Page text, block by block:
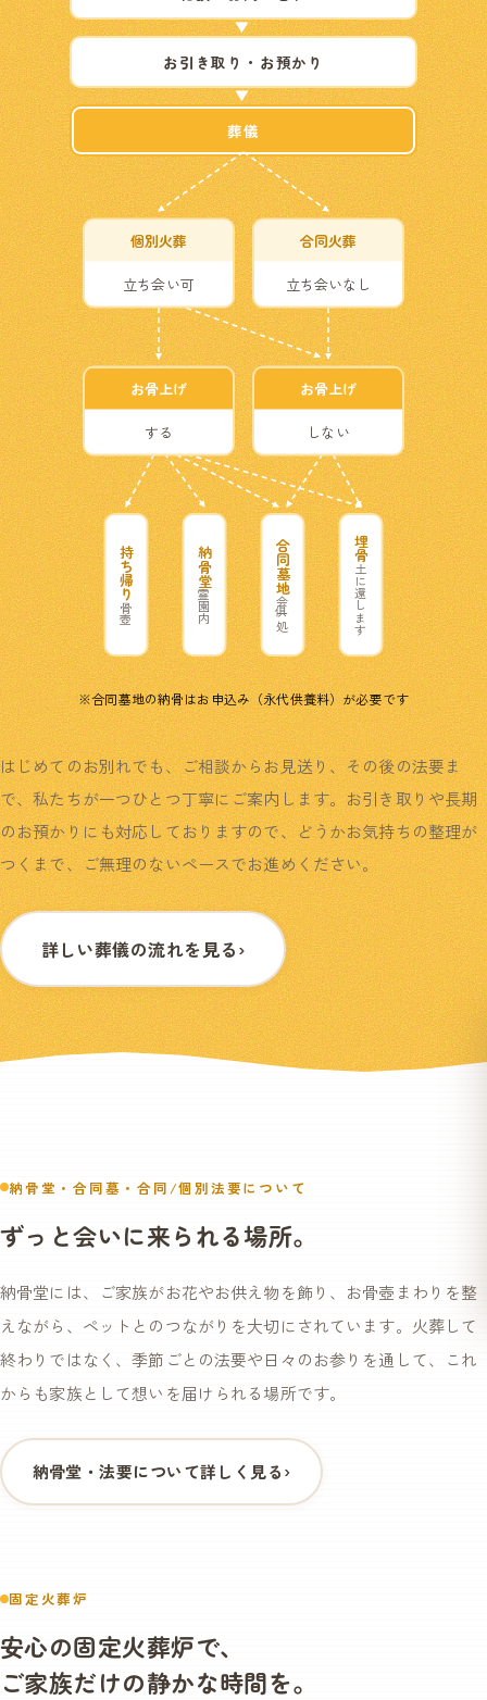
お引き取り・お預かり
葬儀
個別火葬
立ち会い可
合同火葬
立ち会いなし
お骨上げ
する
お骨上げ
しない
持ち帰り
骨壺
納骨堂
霊園内
合同墓地
俱会一処
埋骨
土に還します
※合同墓地の納骨はお申込み（永代供養料）が必要です
はじめてのお別れでも、ご相談からお見送り、その後の法要ま
で、私たちが一つひとつ丁寧にご案内します。お引き取りや長期
のお預かりにも対応しておりますので、どうかお気持ちの整理が
つくまで、ご無理のないペースでお進めください。
詳しい葬儀の流れを見る›
納骨堂・合同墓・合同/個別法要について
ずっと会いに来られる場所。
納骨堂には、ご家族がお花やお供え物を飾り、お骨壺まわりを整
えながら、ペットとのつながりを大切にされています。火葬して
終わりではなく、季節ごとの法要や日々のお参りを通して、これ
からも家族として想いを届けられる場所です。
納骨堂・法要について詳しく見る›
固定火葬炉
安心の固定火葬炉で、
ご家族だけの静かな時間を。